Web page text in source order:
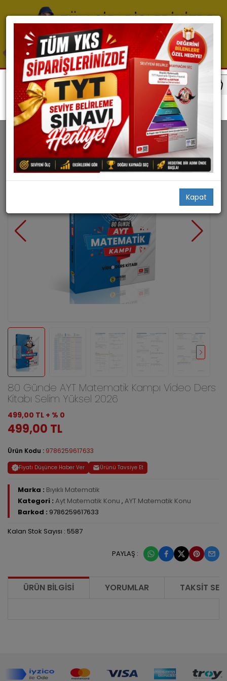
Kapat
Ayt Matematik Ayt Matematik Konu
80 Günde AYT Matematik Kampı Video Ders
Kitabı Selim Yüksel 2026
499,00 TL + % 0
499,00 TL
Ürün Kodu : 9786259617633
Fiyatı Düşünce Haber Ver Ürünü Tavsiye Et
Marka : Bıyıklı Matematik
Kategori : Ayt Matematik Konu , AYT Matematik Konu
Barkod : 9786259617633
Kalan Stok Sayısı : 5587
PAYLAŞ :
ÜRÜN BILGISI YORUMLAR TAKSIT